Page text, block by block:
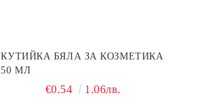
КУТИЙКА БЯЛА ЗА КОЗМЕТИКА
50 МЛ
€0.54 1.06лв.